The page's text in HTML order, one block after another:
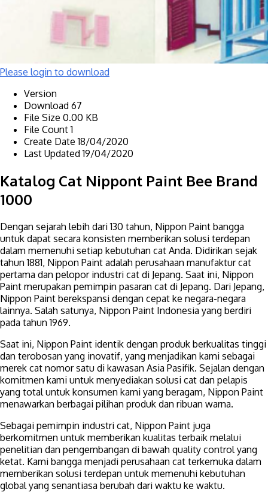
Please login to download
Version
Download 67
File Size 0.00 KB
File Count1
Create Date18/04/2020
Last Updated19/04/2020
Katalog Cat Nippont Paint Bee Brand
1000
Dengan sejarah lebih dari 130 tahun, Nippon Paint bangga
untuk dapat secara konsisten memberikan solusi terdepan
dalam memenuhi setiap kebutuhan cat Anda. Didirikan sejak
tahun 1881, Nippon Paint adalah perusahaan manufaktur cat
pertama dan pelopor industri cat di Jepang. Saat ini, Nippon
Paint merupakan pemimpin pasaran cat di Jepang. Dari Jepang,
Nippon Paint berekspansi dengan cepat ke negara-negara
lainnya. Salah satunya, Nippon Paint Indonesia yang berdiri
pada tahun 1969.
Saat ini, Nippon Paint identik dengan produk berkualitas tinggi
dan terobosan yang inovatif, yang menjadikan kami sebagai
merek cat nomor satu di kawasan Asia Pasifik. Sejalan dengan
komitmen kami untuk menyediakan solusi cat dan pelapis
yang total untuk konsumen kami yang beragam, Nippon Paint
menawarkan berbagai pilihan produk dan ribuan warna.
Sebagai pemimpin industri cat, Nippon Paint juga
berkomitmen untuk memberikan kualitas terbaik melalui
penelitian dan pengembangan di bawah quality control yang
ketat. Kami bangga menjadi perusahaan cat terkemuka dalam
memberikan solusi terdepan untuk memenuhi kebutuhan
global yang senantiasa berubah dari waktu ke waktu.